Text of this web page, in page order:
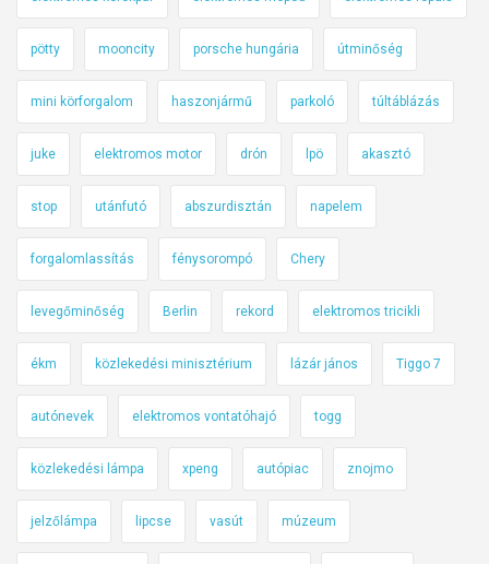
pötty mooncity porsche hungária útminőség
mini körforgalom haszonjármű parkoló túltáblázás
juke elektromos motor drón lpö akasztó
stop utánfutó abszurdisztán napelem
forgalomlassítás fénysorompó Chery
levegőminőség Berlin rekord elektromos tricikli
ékm közlekedési minisztérium lázár jános Tiggo 7
autónevek elektromos vontatóhajó togg
közlekedési lámpa xpeng autópiac znojmo
jelzőlámpa lipcse vasút múzeum